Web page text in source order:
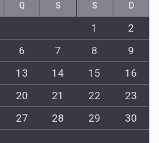
Q S S D
1
2
6 7 8
9
13 14 15
16
20 21 22
23
27 28 29
30